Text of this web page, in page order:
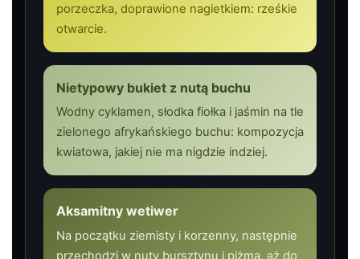
porzeczka, doprawione nagietkiem: rześkie
otwarcie.
Nietypowy bukiet z nutą buchu
Wodny cyklamen, słodka fiołka i jaśmin na tle
zielonego afrykańskiego buchu: kompozycja
kwiatowa, jakiej nie ma nigdzie indziej.
Aksamitny wetiwer
Na początku ziemisty i korzenny, następnie
przechodzi w nuty bursztynu i piżma, aż do